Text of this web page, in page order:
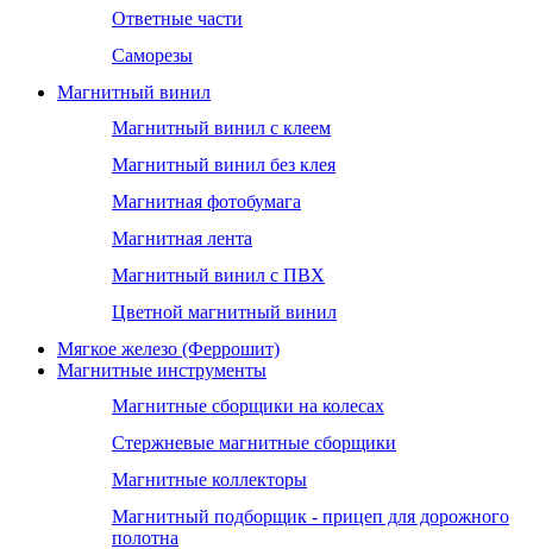
Ответные части
Саморезы
Магнитный винил
Магнитный винил с клеем
Магнитный винил без клея
Магнитная фотобумага
Магнитная лента
Магнитный винил с ПВХ
Цветной магнитный винил
Мягкое железо (Феррошит)
Магнитные инструменты
Магнитные сборщики на колесах
Стержневые магнитные сборщики
Магнитные коллекторы
Магнитный подборщик - прицеп для дорожного
полотна